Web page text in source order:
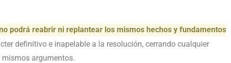
podrá reabrir ni replantear los mismos hechos y fundamentos
definitivo e inapelable a la resolución, cerrando cualquier
argumentos.